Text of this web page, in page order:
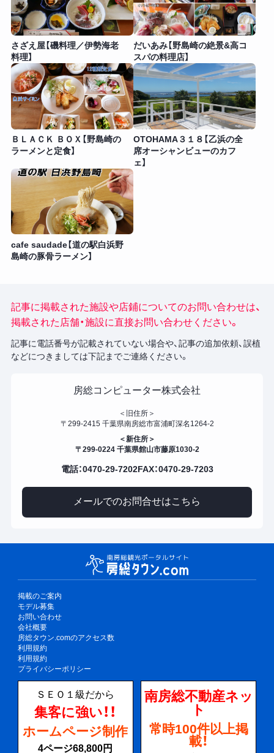
さざえ屋【磯料理／伊勢海老
料理】
だいあみ【野島崎の絶景&高コ
スパの料理店】
ＢＬＡＣＫ ＢＯＸ【野島崎の
ラーメンと定食】
OTOHAMA３１８【乙浜の全
席オーシャンビューのカフ
ェ】
cafe saudade【道の駅白浜野
島崎の豚骨ラーメン】
記事に掲載された施設や店鋪についてのお問い合わせは、
掲載された店舗・施設に直接お問い合わせください。
記事に電話番号が記載されていない場合や、記事の追加依頼、誤植
などにつきましては下記までご連絡ください。
房総コンピューター株式会社
＜旧住所＞
〒299-2415 千葉県南房総市富浦町深名1264-2
＜新住所＞
〒299-0224 千葉県館山市藤原1030-2
電話：0470-29-7202FAX：0470-29-7203
メールでのお問合せはこちら
掲載のご案内
モデル募集
お問い合わせ
会社概要
房総タウン.comのアクセス数
利用規約
利用規約
プライバシーポリシー
ＳＥＯ１級だから
集客に強い！！
ホームページ制作
4ページ68,800円
南房総不動産ネッ
ト
常時100件以上掲
載！